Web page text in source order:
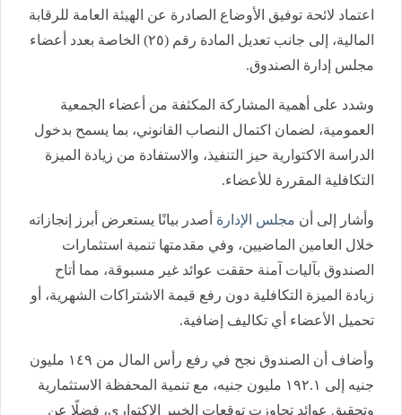
اعتماد لائحة توفيق الأوضاع الصادرة عن الهيئة العامة للرقابة
المالية، إلى جانب تعديل المادة رقم (٢٥) الخاصة بعدد أعضاء
مجلس إدارة الصندوق.
وشدد على أهمية المشاركة المكثفة من أعضاء الجمعية
العمومية، لضمان اكتمال النصاب القانوني، بما يسمح بدخول
الدراسة الاكتوارية حيز التنفيذ، والاستفادة من زيادة الميزة
التكافلية المقررة للأعضاء.
وأشار إلى أن مجلس الإدارة أصدر بيانًا يستعرض أبرز إنجازاته
خلال العامين الماضيين، وفي مقدمتها تنمية استثمارات
الصندوق بآليات آمنة حققت عوائد غير مسبوقة، مما أتاح
زيادة الميزة التكافلية دون رفع قيمة الاشتراكات الشهرية، أو
تحميل الأعضاء أي تكاليف إضافية.
وأضاف أن الصندوق نجح في رفع رأس المال من ١٤٩ مليون
جنيه إلى ١٩٢.١ مليون جنيه، مع تنمية المحفظة الاستثمارية
وتحقيق عوائد تجاوزت توقعات الخبير الاكتواري، فضلًا عن